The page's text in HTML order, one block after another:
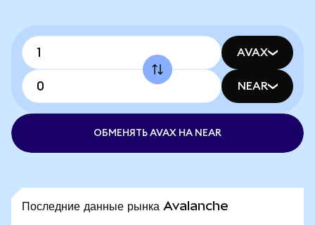
AVAX
NEAR
ОБМЕНЯТЬ AVAX НА NEAR
Последние данные рынка Avalanche